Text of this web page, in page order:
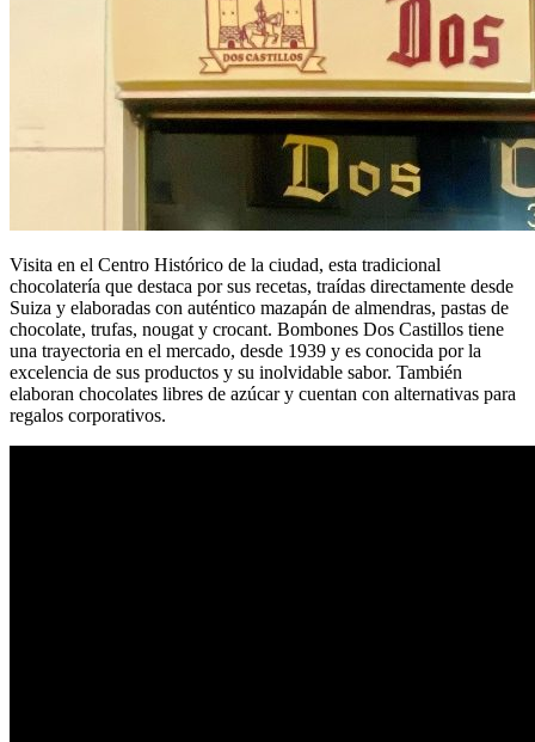
Visita en el Centro Histórico de la ciudad, esta tradicional
chocolatería que destaca por sus recetas, traídas directamente desde
Suiza y elaboradas con auténtico mazapán de almendras, pastas de
chocolate, trufas, nougat y crocant. Bombones Dos Castillos tiene
una trayectoria en el mercado, desde 1939 y es conocida por la
excelencia de sus productos y su inolvidable sabor. También
elaboran chocolates libres de azúcar y cuentan con alternativas para
regalos corporativos.